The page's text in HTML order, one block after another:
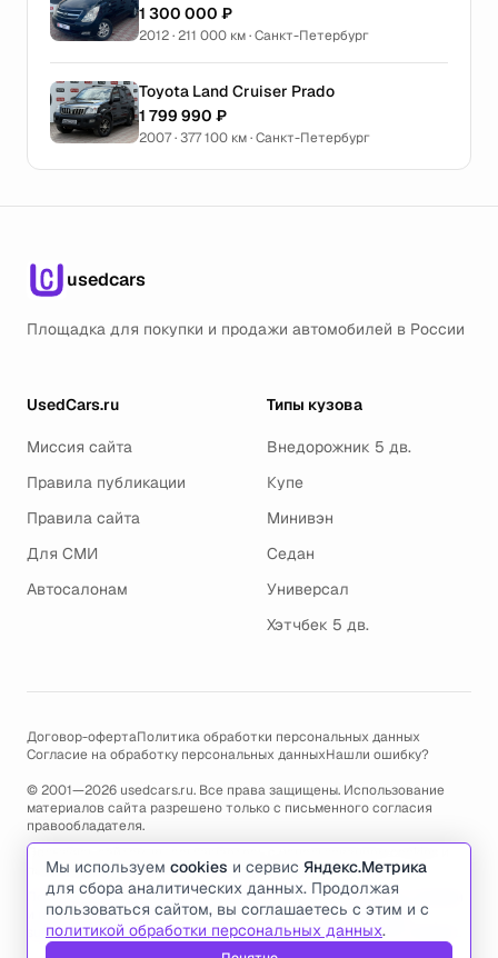
1 300 000 ₽
2012 · 211 000 км · Санкт-Петербург
Toyota Land Cruiser Prado
1 799 990 ₽
2007 · 377 100 км · Санкт-Петербург
usedcars
Площадка для покупки и продажи автомобилей в России
UsedCars.ru
Миссия сайта
Правила публикации
Правила сайта
Для СМИ
Автосалонам
Типы кузова
Внедорожник 5 дв.
Купе
Минивэн
Седан
Универсал
Хэтчбек 5 дв.
Договор-офертаПолитика обработки персональных данных
Согласие на обработку персональных данныхНашли ошибку?
© 2001—2026 usedcars.ru. Все права защищены. Использование
материалов сайта разрешено только с письменного согласия
правообладателя.
Пользуясь сайтом, вы соглашаетесь с использованием cookies и
политикой обработки персональных данных.
По всем вопросам связанным с работой сайта, ошибками, глюками
и проблемами обращайтесь по адресу электронной почты
support@usedcars.ruили пишите в телеграм@usedcarsru_support
Мы используем cookies и сервис Яндекс.Метрика
для сбора аналитических данных. Продолжая
пользоваться сайтом, вы соглашаетесь с этим и с
политикой обработки персональных данных.